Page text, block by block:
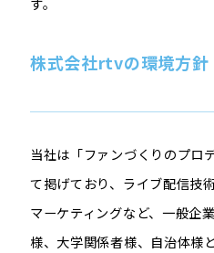
株式会社rtvの環境方針
当社は「ファンづくりのプロ
て掲げており、ライブ配信技
マーケティングなど、一般企
様、大学関係者様、自治体様